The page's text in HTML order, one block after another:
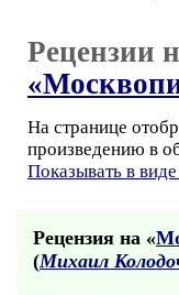
Рецензии
На странице
произведению в
Показывать в
Рецензия на «
(Михаил